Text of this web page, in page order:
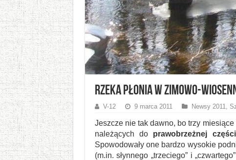
Rzeka Płonia w zimowo-
V-12 9 marca 2011 Newsy 2011
Jeszcze nie tak dawno, bo trzy
należących do prawobrzeżnej
Spowodowały one bardzo wysokie
(m.in. słynnego „trzeciego” i